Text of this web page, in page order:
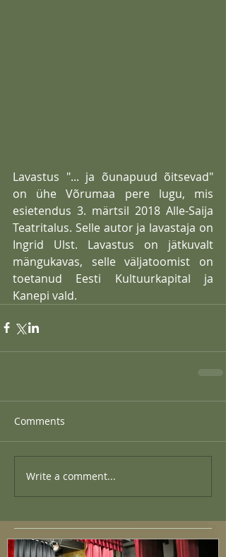
Lavastus "... ja õunapuud õitsevad"
on ühe Võrumaa pere lugu, mis
esietendus 3. märtsil 2018 Alle-Saija
Teatritalus. Selle autor ja lavastaja on
Ingrid Ulst. Lavastus on jätkuvalt
mängukavas, selle väljatoomist on
toetanud Eesti Kultuurkapital ja
Kanepi vald.
Comments
Write a comment...